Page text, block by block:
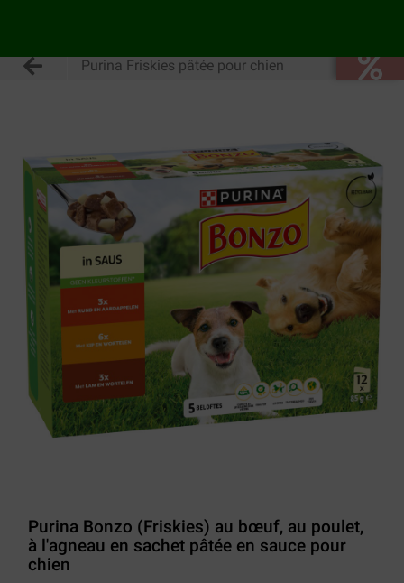
Purina Friskies pâtée pour chien
Purina Bonzo (Friskies) au bœuf, au poulet,
à l'agneau en sachet pâtée en sauce pour
chien